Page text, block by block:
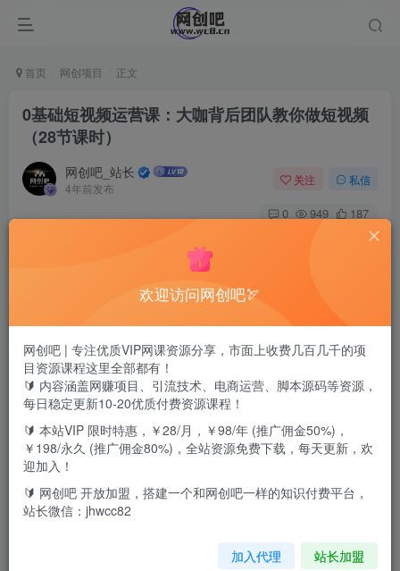
首页 网创项目 正文
0基础短视频运营课：大咖背后团队教你做短视频
（28节课时）
网创吧_站长
4年前发布
关注 私信
0 949 187
课程目录
1-第一单元学浪视频观看流程.mp4
2–第一单元【必看】如何领取ppt？.mp4
3-第一单元第一集：心态：做抖音有多赚钱？.mp4
欢迎访问网创吧🏹
网创吧 | 专注优质VIP网课资源分享，市面上收费几百几千的项
目资源课程这里全部都有！
🔰 内容涵盖网赚项目、引流技术、电商运营、脚本源码等资源，
每日稳定更新10-20优质付费资源课程！
🔰 本站VIP 限时特惠，￥28/月，￥98/年 (推广佣金50%)，
￥198/永久 (推广佣金80%)，全站资源免费下载，每天更新，欢
迎加入！
🔰 网创吧 开放加盟，搭建一个和网创吧一样的知识付费平台，
站长微信：jhwcc82
加入代理 站长加盟